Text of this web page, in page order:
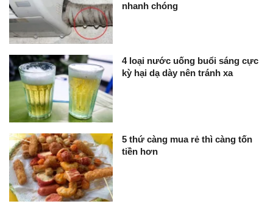
nhanh chóng
4 loại nước uống buổi sáng cực
kỳ hại dạ dày nên tránh xa
5 thứ càng mua rẻ thì càng tốn
tiền hơn